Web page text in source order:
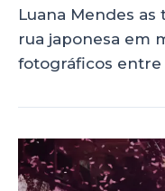
Luana Mendes
rua japonesa em
fotográficos entre